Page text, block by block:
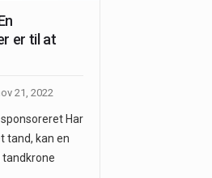
er til at
21, 2022
Har
tand, kan en
tandkrone